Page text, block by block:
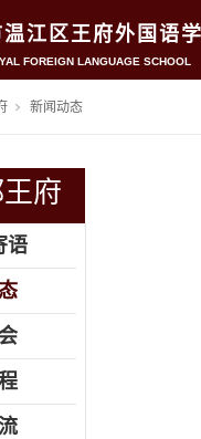
温江区王府外国语
FOREIGN LANGUAGE SCHOOL
新闻动态
府
语